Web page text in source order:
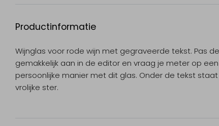
Productinformatie
Wijnglas voor rode wijn met gegraveerde tekst. Pas
gemakkelijk aan in de editor en vraag je meter op een
persoonlijke manier met dit glas. Onder de tekst
vrolijke ster.